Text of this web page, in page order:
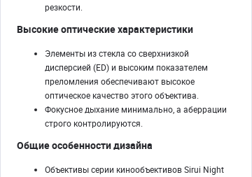
резкости.
Высокие оптические характеристики
Элементы из стекла со сверхнизкой
дисперсией (ED) и высоким показателем
преломления обеспечивают высокое
оптическое качество этого объектива.
Фокусное дыхание минимально, а аберрации
строго контролируются.
Общие особенности дизайна
Объективы серии кинообъективов Sirui Night